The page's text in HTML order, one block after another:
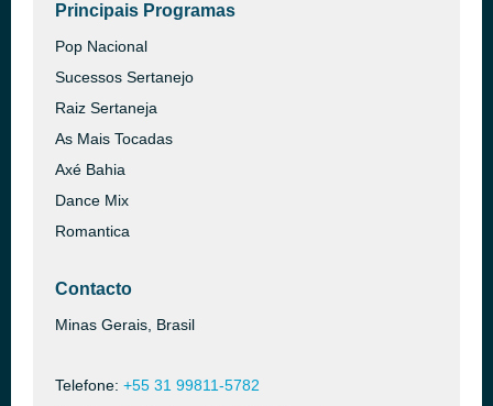
Principais Programas
Pop Nacional
Sucessos Sertanejo
Raiz Sertaneja
As Mais Tocadas
Axé Bahia
Dance Mix
Romantica
Contacto
Minas Gerais, Brasil
Telefone: +55 31 99811-5782